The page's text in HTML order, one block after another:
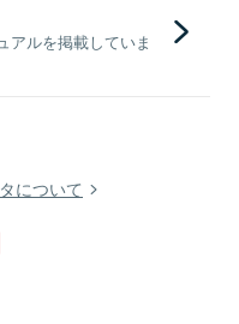
アルを掲載していま
について